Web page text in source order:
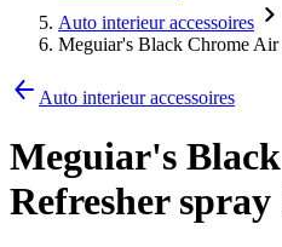
Auto interieur accessoires
Meguiar's Black Chrome Air
Auto interieur accessoires
Meguiar's
Refresher